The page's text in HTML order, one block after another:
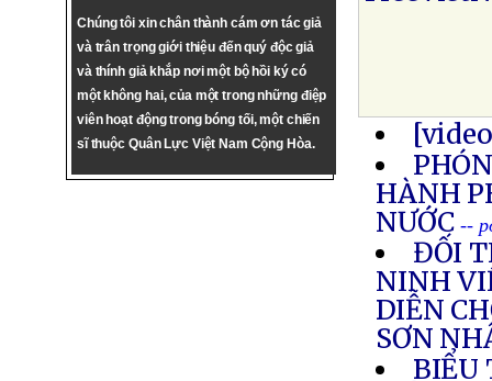
Chúng tôi xin chân thành cám ơn tác giả
và trân trọng giới thiệu đến quý độc giả
và thính giả khắp nơi một bộ hồi ký có
một không hai, của một trong những điệp
viên hoạt động trong bóng tối, một chiến
sĩ thuộc Quân Lực Việt Nam Cộng Hòa.
HÀNH
NƯỚC --
ĐỐI
NINH
DIỄN
SƠN
BIỂU